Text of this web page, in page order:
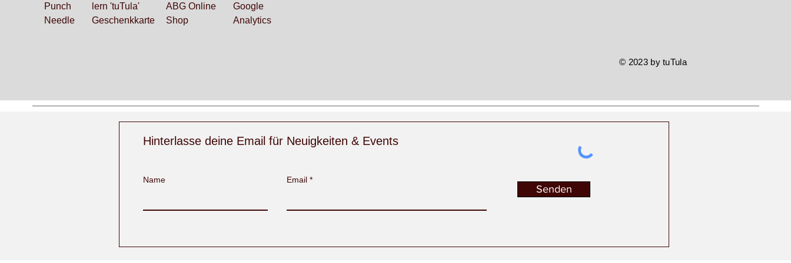
Punch
Needle
lern 'tuTula'
Geschenkkarte
ABG Online
Shop
Google
Analytics
© 2023 by tuTula
Hinterlasse deine Email für Neuigkeiten & Events
Name Email
Senden